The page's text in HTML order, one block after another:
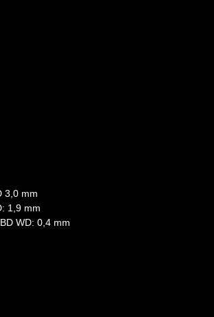
3,0 mm
1,9 mm
WD: 0,4 mm